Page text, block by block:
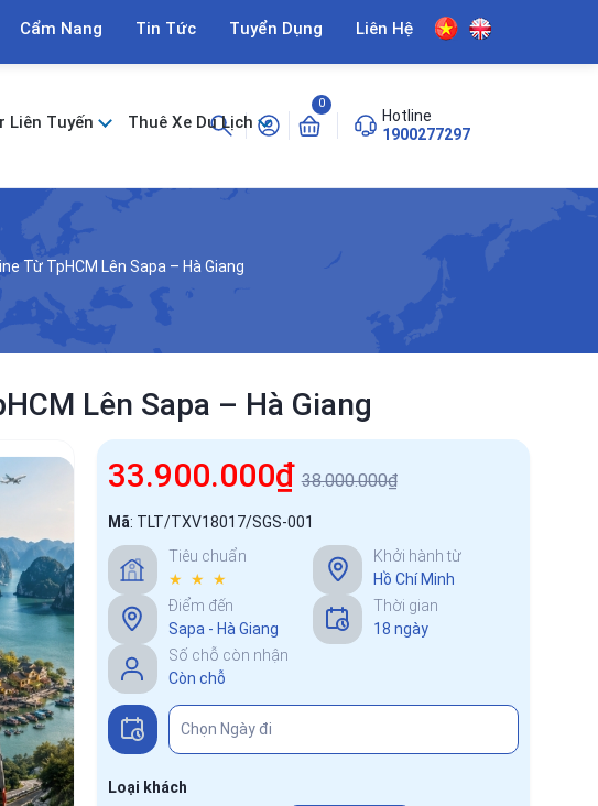
Cẩm Nang Tin Tức Tuyển Dụng Liên Hệ
Liên Tuyến Thuê Xe Du Lịch
0
Hotline
1900277297
Từ TpHCM Lên Sapa – Hà Giang
Lên Sapa – Hà Giang
33.900.000₫38.000.000₫
Mã: TLT/TXV18017/SGS-001
Tiêu chuẩn
★ ★ ★
Khởi hành từ
Hồ Chí Minh
Điểm đến
Sapa - Hà Giang
Thời gian
18 ngày
Số chỗ còn nhận
Còn chỗ
Loại khách